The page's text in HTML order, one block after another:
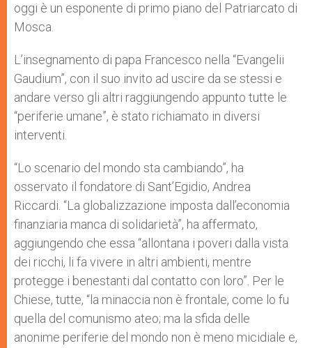
oggi è un esponente di primo piano del Patriarcato di
Mosca.
L’insegnamento di papa Francesco nella “Evangelii
Gaudium”, con il suo invito ad uscire da se stessi e
andare verso gli altri raggiungendo appunto tutte le
“periferie umane”, è stato richiamato in diversi
interventi.
“Lo scenario del mondo sta cambiando”, ha
osservato il fondatore di Sant’Egidio, Andrea
Riccardi. “La globalizzazione imposta dall’economia
finanziaria manca di solidarietà”, ha affermato,
aggiungendo che essa “allontana i poveri dalla vista
dei ricchi, li fa vivere in altri ambienti, mentre
protegge i benestanti dal contatto con loro”. Per le
Chiese, tutte, “la minaccia non è frontale, come lo fu
quella del comunismo ateo; ma la sfida delle
anonime periferie del mondo non è meno micidiale e,